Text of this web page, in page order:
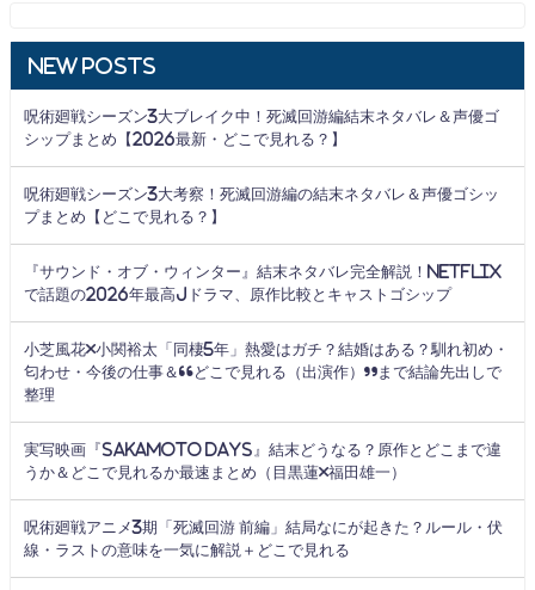
New Posts
呪術廻戦シーズン3大ブレイク中！死滅回游編結末ネタバレ＆声優ゴ
シップまとめ【2026最新・どこで見れる？】
呪術廻戦シーズン3大考察！死滅回游編の結末ネタバレ＆声優ゴシッ
プまとめ【どこで見れる？】
『サウンド・オブ・ウィンター』結末ネタバレ完全解説！Netflix
で話題の2026年最高Jドラマ、原作比較とキャストゴシップ
小芝風花×小関裕太「同棲5年」熱愛はガチ？結婚はある？馴れ初め・
匂わせ・今後の仕事＆“どこで見れる（出演作）”まで結論先出しで
整理
実写映画『SAKAMOTO DAYS』結末どうなる？原作とどこまで違
うか＆どこで見れるか最速まとめ（目黒蓮×福田雄一）
呪術廻戦アニメ3期「死滅回游 前編」結局なにが起きた？ルール・伏
線・ラストの意味を一気に解説＋どこで見れる